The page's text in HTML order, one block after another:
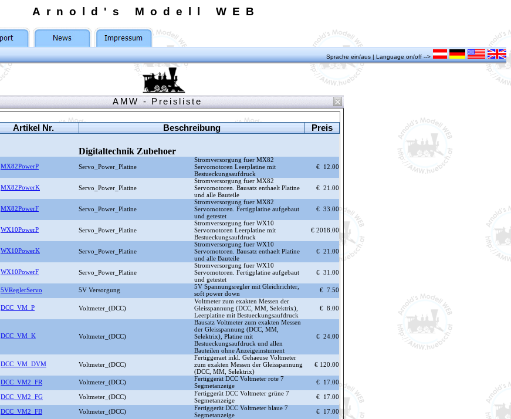
Arnold's Modell WEB
Sprache ein/aus | Language on/off -->
AMW - Preisliste
Artikel Nr. Beschreibung Preis
Digitaltechnik Zubehoer
MX82PowerP Servo_Power_Platine
Stromversorgung fuer MX82
Servomotoren Leerplatine mit
Bestueckungsaufdruck
€ 12.00
MX82PowerK Servo_Power_Platine
Stromversorgung fuer MX82
Servomotoren. Bausatz enthaelt Platine
und alle Bauteile
€ 21.00
MX82PowerF Servo_Power_Platine
Stromversorgung fuer MX82
Servomotoren. Fertigplatine aufgebaut
und getestet
€ 33.00
WX10PowerP Servo_Power_Platine
Stromversorgung fuer WX10
Servomotoren Leerplatine mit
Bestueckungsaufdruck
€ 2018.00
WX10PowerK Servo_Power_Platine
Stromversorgung fuer WX10
Servomotoren. Bausatz enthaelt Platine
und alle Bauteile
€ 21.00
WX10PowerF Servo_Power_Platine
Stromversorgung fuer WX10
Servomotoren. Fertigplatine aufgebaut
und getestet
€ 31.00
5VReglerServo 5V Versorgung
5V Spannungsregler mit Gleichrichter,
soft power down
€ 7.50
DCC_VM_P Voltmeter_(DCC)
Voltmeter zum exakten Messen der
Gleisspannung (DCC, MM, Selektrix),
Leerplatine mit Bestueckungsaufdruck
€ 8.00
DCC_VM_K Voltmeter_(DCC)
Bausatz Voltmeter zum exakten Messen
der Gleisspannung (DCC, MM,
Selektrix), Platine mit
Bestueckungsaufdruck und allen
Bauteilen ohne Anzeigeinstument
€ 24.00
DCC_VM_DVM Voltmeter_(DCC)
Fertiggeraet inkl. Gehaeuse Voltmeter
zum exakten Messen der Gleisspannung
(DCC, MM, Selektrix)
€ 120.00
DCC_VM2_FR Voltmeter_(DCC)
Fertiggerät DCC Voltmeter rote 7
Segmetanzeige
€ 17.00
DCC_VM2_FG Voltmeter_(DCC)
Fertiggerät DCC Voltmeter grüne 7
Segmetanzeige
€ 17.00
DCC_VM2_FB Voltmeter_(DCC)
Fertiggerät DCC Voltmeter blaue 7
Segmetanzeige
€ 17.00